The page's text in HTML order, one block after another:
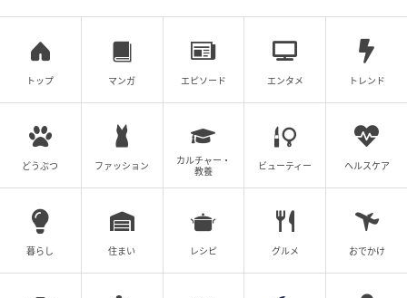
トップ マンガ エピソード エンタメ トレンド
どうぶつ ファッション
カルチャー・
教養
ビューティー ヘルスケア
暮らし 住まい レシピ グルメ おでかけ